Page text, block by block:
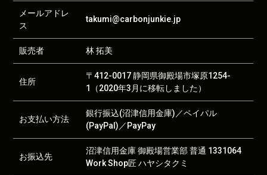
メールアドレ
ス
takumi@carbonjunkie.jp
販売者 林 拓美
住所
〒412-0017 静岡県御殿場市塚原1254-
1（2020年3月に移転しました）
お支払い方法
銀行振込(沼津信用金庫)／ペイパル
(PayPal)／PayPay
お振込先
沼津信用金庫 御殿場営業部 普通 1331064
Work Shop匠 ハヤシタクミ